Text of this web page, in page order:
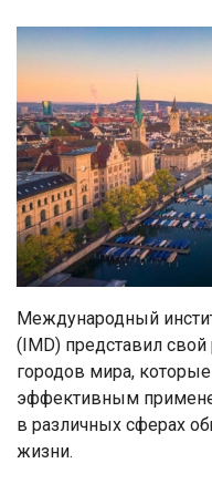
Международный
(IMD) представил
городов мира,
эффективным
в различных сферах
жизни.